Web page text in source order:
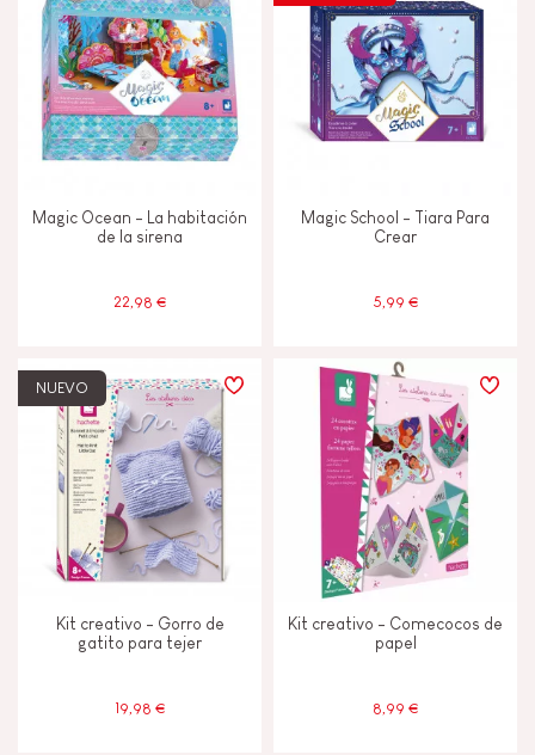
Magic Ocean - La habitación
de la sirena
22,98 €
Magic School - Tiara Para
Crear
5,99 €
NUEVO
Kit creativo - Gorro de
gatito para tejer
19,98 €
Kit creativo - Comecocos de
papel
8,99 €